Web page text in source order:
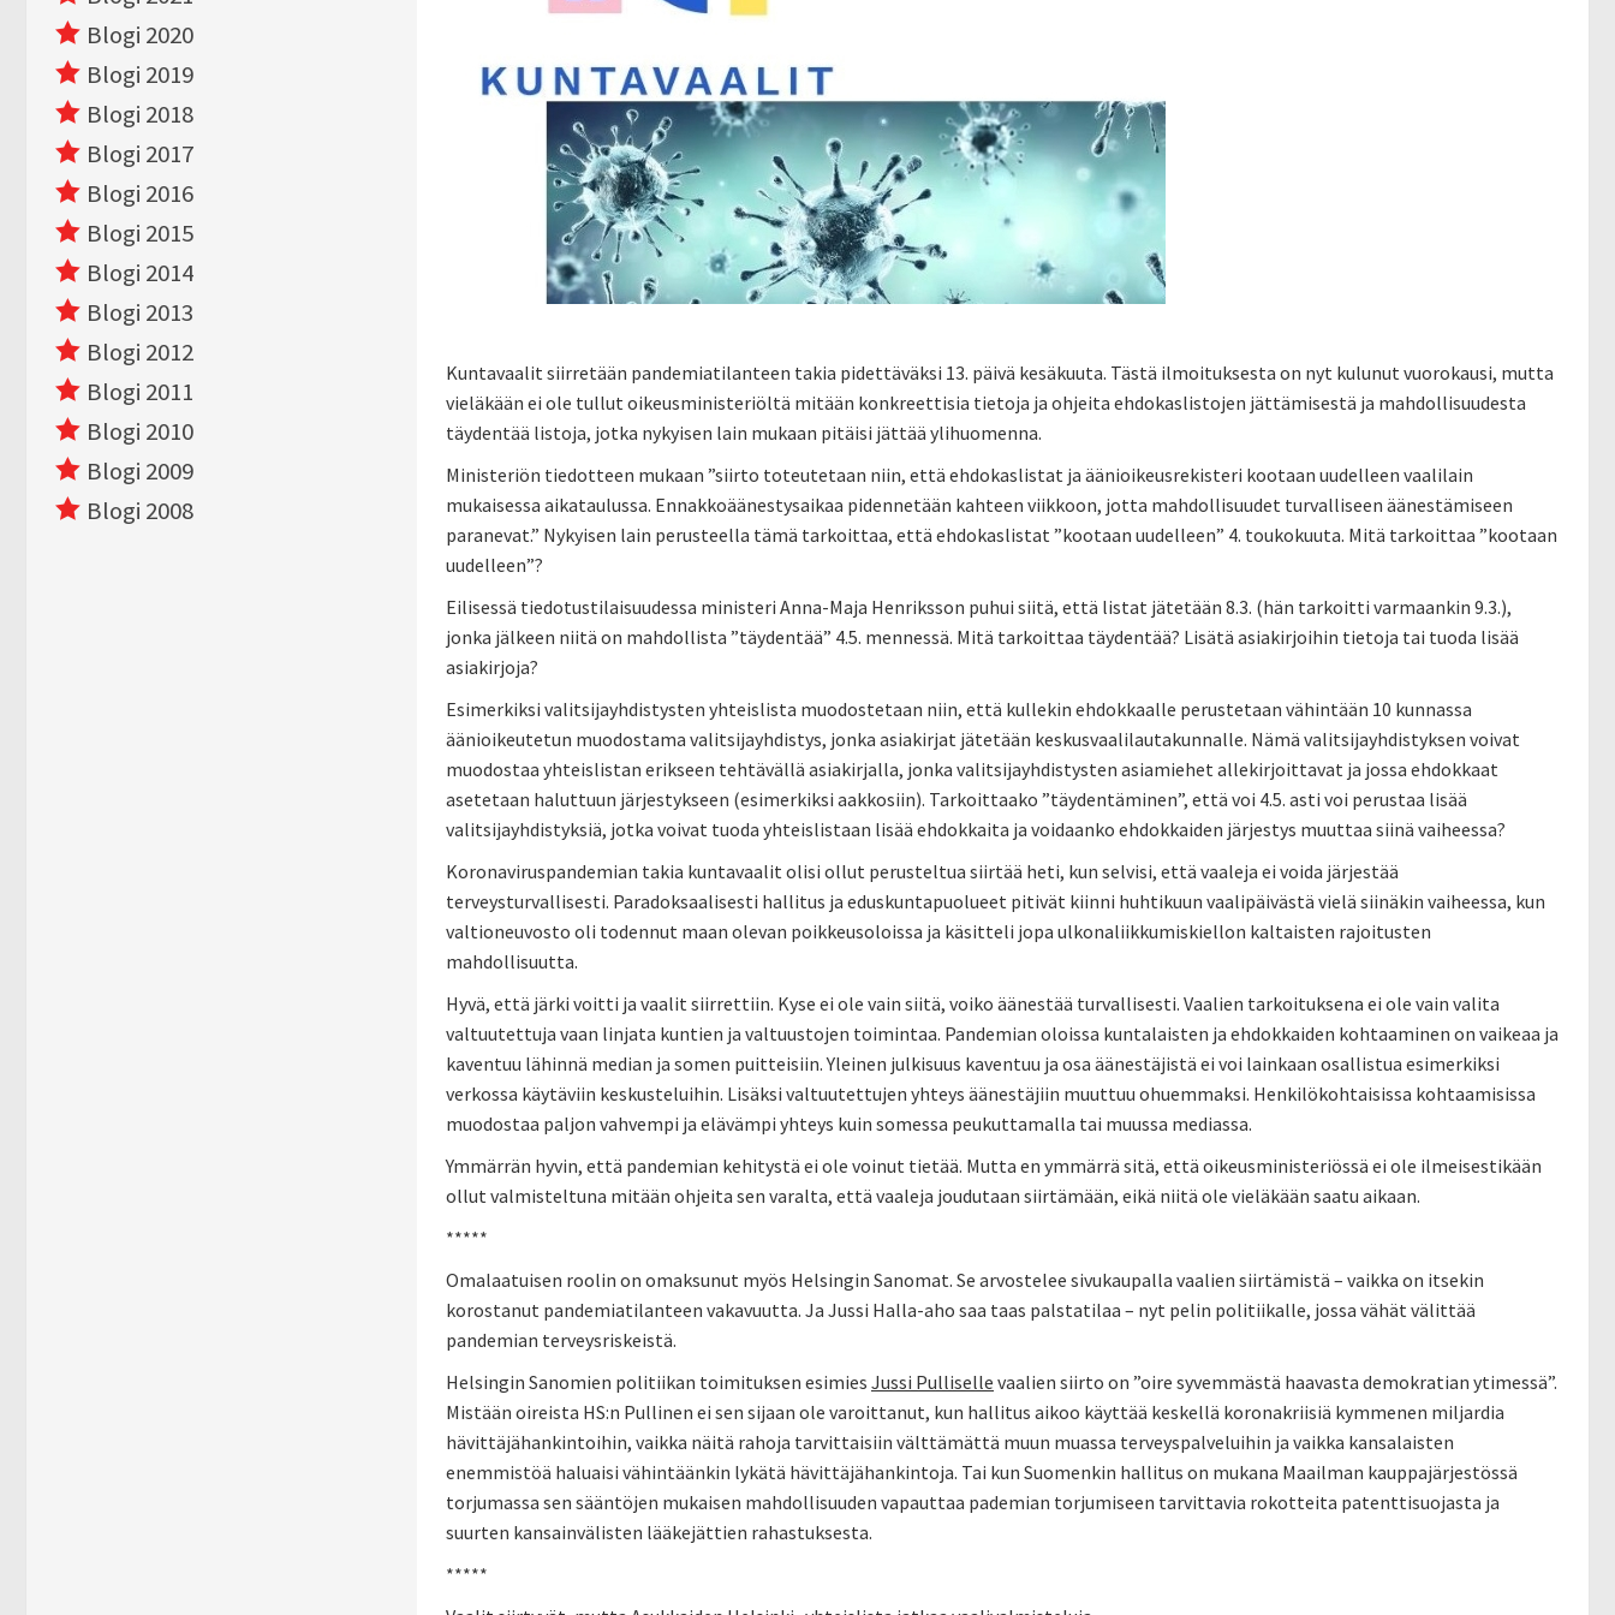
Kuntavaalit siirretään pandemiatilanteen takia pidettäväksi 13. päivä kesäkuuta. Tästä ilmoituksesta on nyt kulunut vuorokausi, mutta
vieläkään ei ole tullut oikeusministeriöltä mitään konkreettisia tietoja ja ohjeita ehdokaslistojen jättämisestä ja mahdollisuudesta
täydentää listoja, jotka nykyisen lain mukaan pitäisi jättää ylihuomenna.
Ministeriön tiedotteen mukaan ”siirto toteutetaan niin, että ehdokaslistat ja äänioikeusrekisteri kootaan uudelleen vaalilain
mukaisessa aikataulussa. Ennakkoäänestysaikaa pidennetään kahteen viikkoon, jotta mahdollisuudet turvalliseen äänestämiseen
paranevat.” Nykyisen lain perusteella tämä tarkoittaa, että ehdokaslistat ”kootaan uudelleen” 4. toukokuuta. Mitä tarkoittaa ”kootaan
uudelleen”?
Eilisessä tiedotustilaisuudessa ministeri Anna-Maja Henriksson puhui siitä, että listat jätetään 8.3. (hän tarkoitti varmaankin 9.3.),
jonka jälkeen niitä on mahdollista ”täydentää” 4.5. mennessä. Mitä tarkoittaa täydentää? Lisätä asiakirjoihin tietoja tai tuoda lisää
asiakirjoja?
Esimerkiksi valitsijayhdistysten yhteislista muodostetaan niin, että kullekin ehdokkaalle perustetaan vähintään 10 kunnassa
äänioikeutetun muodostama valitsijayhdistys, jonka asiakirjat jätetään keskusvaalilautakunnalle. Nämä valitsijayhdistyksen voivat
muodostaa yhteislistan erikseen tehtävällä asiakirjalla, jonka valitsijayhdistysten asiamiehet allekirjoittavat ja jossa ehdokkaat
asetetaan haluttuun järjestykseen (esimerkiksi aakkosiin). Tarkoittaako ”täydentäminen”, että voi 4.5. asti voi perustaa lisää
valitsijayhdistyksiä, jotka voivat tuoda yhteislistaan lisää ehdokkaita ja voidaanko ehdokkaiden järjestys muuttaa siinä vaiheessa?
Koronaviruspandemian takia kuntavaalit olisi ollut perusteltua siirtää heti, kun selvisi, että vaaleja ei voida järjestää
terveysturvallisesti. Paradoksaalisesti hallitus ja eduskuntapuolueet pitivät kiinni huhtikuun vaalipäivästä vielä siinäkin vaiheessa, kun
valtioneuvosto oli todennut maan olevan poikkeusoloissa ja käsitteli jopa ulkonaliikkumiskiellon kaltaisten rajoitusten
mahdollisuutta.
Hyvä, että järki voitti ja vaalit siirrettiin. Kyse ei ole vain siitä, voiko äänestää turvallisesti. Vaalien tarkoituksena ei ole vain valita
valtuutettuja vaan linjata kuntien ja valtuustojen toimintaa. Pandemian oloissa kuntalaisten ja ehdokkaiden kohtaaminen on vaikeaa ja
kaventuu lähinnä median ja somen puitteisiin. Yleinen julkisuus kaventuu ja osa äänestäjistä ei voi lainkaan osallistua esimerkiksi
verkossa käytäviin keskusteluihin. Lisäksi valtuutettujen yhteys äänestäjiin muuttuu ohuemmaksi. Henkilökohtaisissa kohtaamisissa
muodostaa paljon vahvempi ja elävämpi yhteys kuin somessa peukuttamalla tai muussa mediassa.
Ymmärrän hyvin, että pandemian kehitystä ei ole voinut tietää. Mutta en ymmärrä sitä, että oikeusministeriössä ei ole ilmeisestikään
ollut valmisteltuna mitään ohjeita sen varalta, että vaaleja joudutaan siirtämään, eikä niitä ole vieläkään saatu aikaan.
*****
Omalaatuisen roolin on omaksunut myös Helsingin Sanomat. Se arvostelee sivukaupalla vaalien siirtämistä – vaikka on itsekin
korostanut pandemiatilanteen vakavuutta. Ja Jussi Halla-aho saa taas palstatilaa – nyt pelin politiikalle, jossa vähät välittää
pandemian terveysriskeistä.
Helsingin Sanomien politiikan toimituksen esimies Jussi Pulliselle vaalien siirto on ”oire syvemmästä haavasta demokratian ytimessä”.
Mistään oireista HS:n Pullinen ei sen sijaan ole varoittanut, kun hallitus aikoo käyttää keskellä koronakriisiä kymmenen miljardia
hävittäjähankintoihin, vaikka näitä rahoja tarvittaisiin välttämättä muun muassa terveyspalveluihin ja vaikka kansalaisten
enemmistöä haluaisi vähintäänkin lykätä hävittäjähankintoja. Tai kun Suomenkin hallitus on mukana Maailman kauppajärjestössä
torjumassa sen sääntöjen mukaisen mahdollisuuden vapauttaa pademian torjumiseen tarvittavia rokotteita patenttisuojasta ja
suurten kansainvälisten lääkejättien rahastuksesta.
*****
Blogi 2020
Blogi 2019
Blogi 2018
Blogi 2017
Blogi 2016
Blogi 2015
Blogi 2014
Blogi 2013
Blogi 2012
Blogi 2011
Blogi 2010
Blogi 2009
Blogi 2008